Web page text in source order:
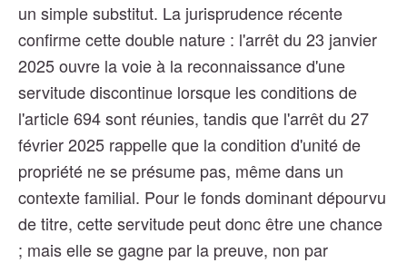
un simple substitut. La jurisprudence récente
confirme cette double nature : l'arrêt du 23 janvier
2025 ouvre la voie à la reconnaissance d'une
servitude discontinue lorsque les conditions de
l'article 694 sont réunies, tandis que l'arrêt du 27
février 2025 rappelle que la condition d'unité de
propriété ne se présume pas, même dans un
contexte familial. Pour le fonds dominant dépourvu
de titre, cette servitude peut donc être une chance
; mais elle se gagne par la preuve, non par